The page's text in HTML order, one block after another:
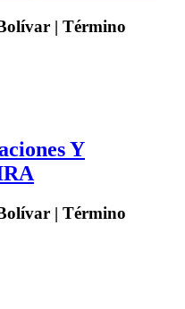
| Término
Y
| Término